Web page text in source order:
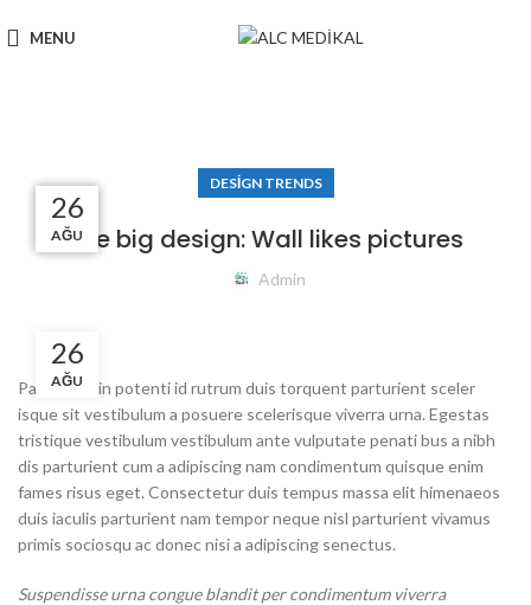
MENU
DESIGN TRENDS
The big design: Wall likes pictures
Admin
26
AĞU
Parturient in potenti id rutrum duis torquent parturient sceler
isque sit vestibulum a posuere scelerisque viverra urna. Egestas
tristique vestibulum vestibulum ante vulputate penati bus a nibh
dis parturient cum a adipiscing nam condimentum quisque enim
fames risus eget. Consectetur duis tempus massa elit himenaeos
duis iaculis parturient nam tempor neque nisl parturient vivamus
primis sociosqu ac donec nisi a adipiscing senectus.
Suspendisse urna congue blandit per condimentum viverra
27
AĞU
27
AĞU
27
AĞU
26
AĞU